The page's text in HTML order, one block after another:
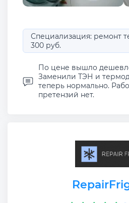
Специализация: ремонт
300 руб.
По цене вышло
Заменили ТЭН и
теперь нормально.
претензий нет.